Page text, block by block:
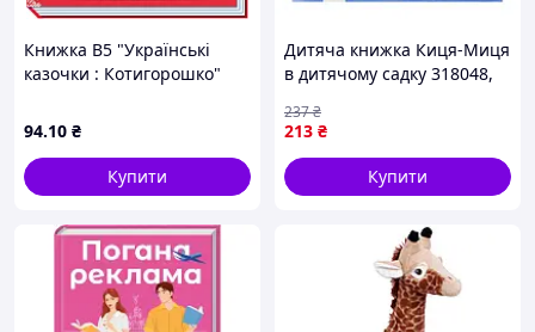
Книжка В5 "Українські
казочки : Котигорошко"
94.10 ₴
Купити
Дитяча книжка Киця-Миця
в дитячому садку 318048,
213 ₴
237₴
Купити